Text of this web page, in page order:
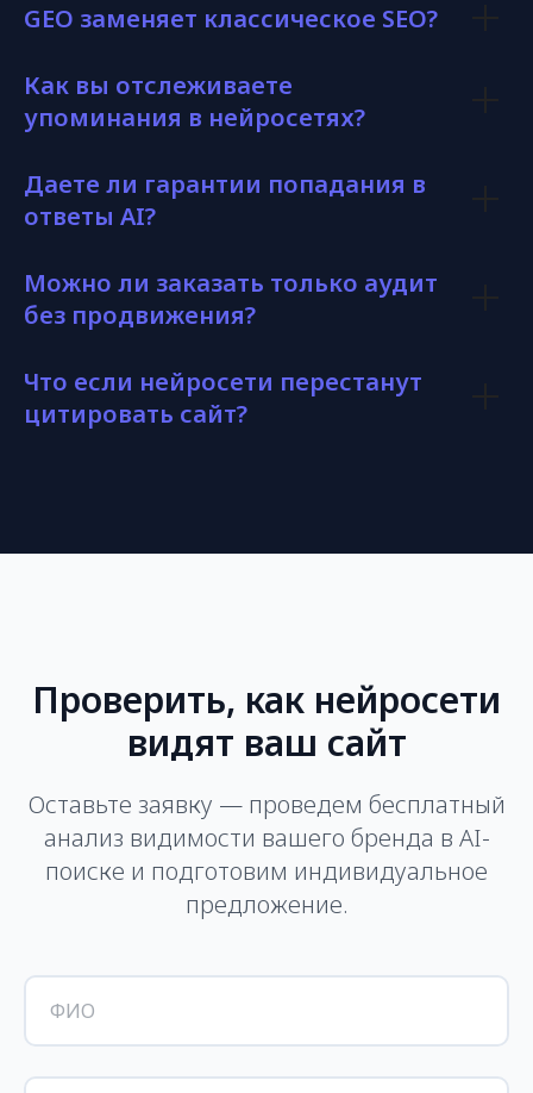
GEO заменяет классическое SEO?
Как вы отслеживаете
упоминания в нейросетях?
Даете ли гарантии попадания в
ответы AI?
Можно ли заказать только аудит
без продвижения?
Что если нейросети перестанут
цитировать сайт?
Проверить, как нейросети
видят ваш сайт
Оставьте заявку — проведем бесплатный
анализ видимости вашего бренда в AI-
поиске и подготовим индивидуальное
предложение.